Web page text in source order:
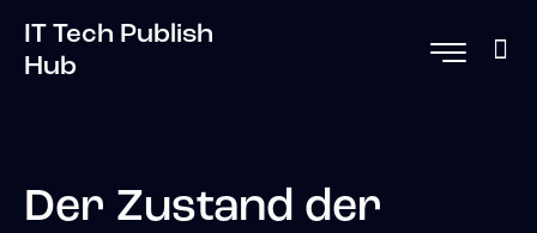
IT Tech Publish
Hub
Der Zustand der